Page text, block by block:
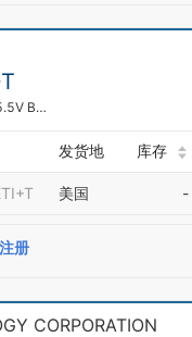
Multiplexer Switch ICs +/-5.5V Beyond-the-Rails 162 Multiplexor
发货地 库存
美国 -
册
CORPORATION